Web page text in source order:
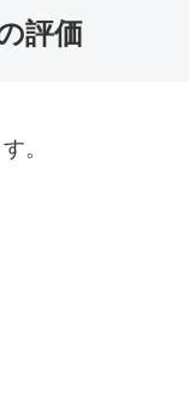
評価
。